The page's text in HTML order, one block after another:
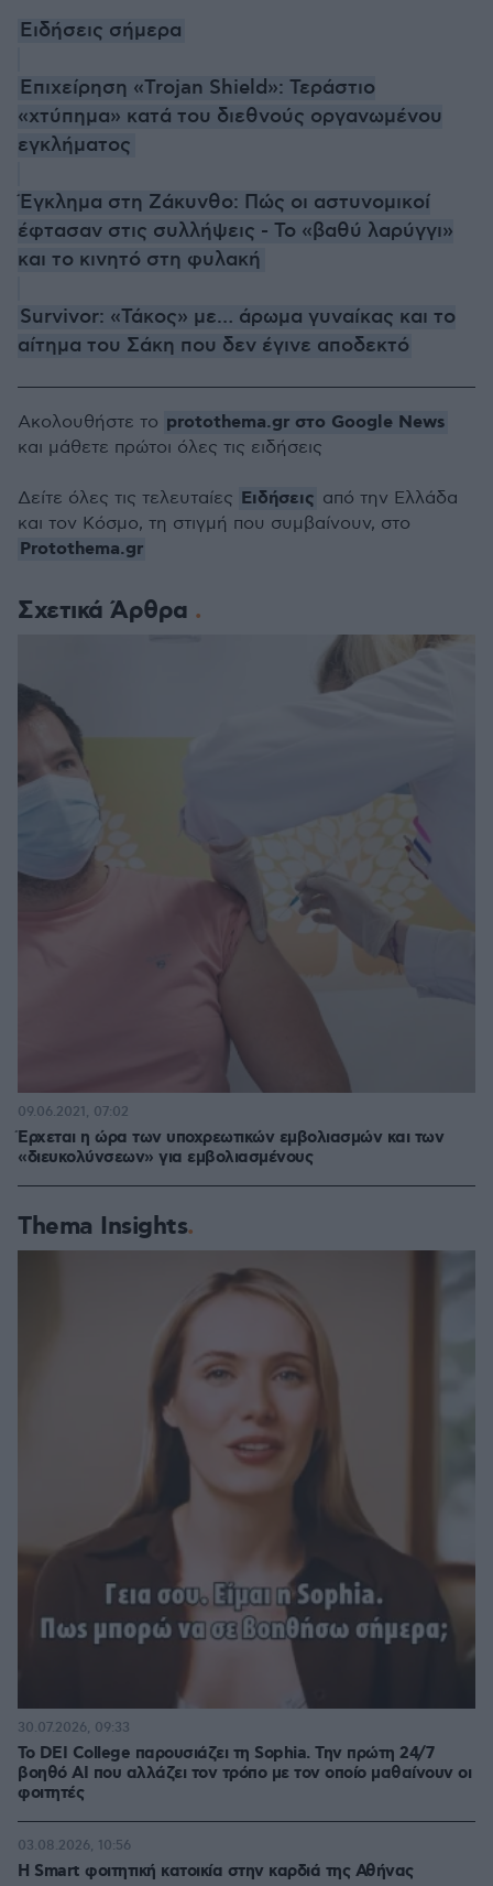
Ειδήσεις σήμερα
Επιχείρηση «Trojan Shield»: Τεράστιο
«χτύπημα» κατά του διεθνούς οργανωμένου
εγκλήματος
Έγκλημα στη Ζάκυνθο: Πώς οι αστυνομικοί
έφτασαν στις συλλήψεις - Το «βαθύ λαρύγγι»
και το κινητό στη φυλακή
Survivor: «Τάκος» με… άρωμα γυναίκας και το
αίτημα του Σάκη που δεν έγινε αποδεκτό
Σχετικά Άρθρα
Έρχεται η ώρα των υποχρεωτικών εμβολιασμών και των
«διευκολύνσεων» για εμβολιασμένους
09.06.2021, 07:02
Thema Insights
Το DEI College παρουσιάζει τη Sophia. Την πρώτη 24/7
βοηθό AI που αλλάζει τον τρόπο με τον οποίο μαθαίνουν οι
φοιτητές
30.07.2026, 09:33
Η Smart φοιτητική κατοικία στην καρδιά της Αθήνας
03.08.2026, 10:56
Ακολουθήστε το protothema.gr στο Google News
και μάθετε πρώτοι όλες τις ειδήσεις
Δείτε όλες τις τελευταίες Ειδήσεις από την Ελλάδα
και τον Κόσμο, τη στιγμή που συμβαίνουν, στο
Protothema.gr